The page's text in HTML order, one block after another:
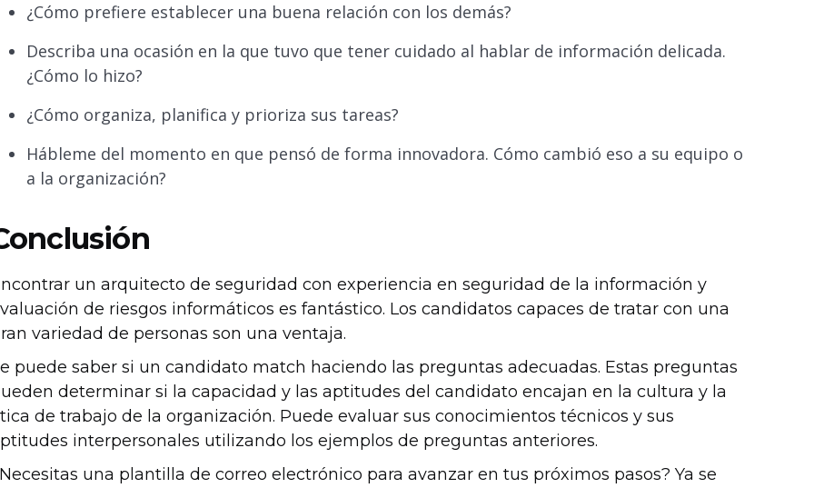
¿Cómo prefiere establecer una buena relación con los demás?
Describa una ocasión en la que tuvo que tener cuidado al hablar de información delicada.
¿Cómo lo hizo?
¿Cómo organiza, planifica y prioriza sus tareas?
Hábleme del momento en que pensó de forma innovadora. Cómo cambió eso a su equipo o
a la organización?
un arquitecto de seguridad con experiencia en seguridad de la información y
de riesgos informáticos es fantástico. Los candidatos capaces de tratar con una
variedad de personas son una ventaja.
puede saber si un candidato match haciendo las preguntas adecuadas. Estas preguntas
determinar si la capacidad y las aptitudes del candidato encajan en la cultura y la
de trabajo de la organización. Puede evaluar sus conocimientos técnicos y sus
interpersonales utilizando los ejemplos de preguntas anteriores.
una plantilla de correo electrónico para avanzar en tus próximos pasos? Ya se